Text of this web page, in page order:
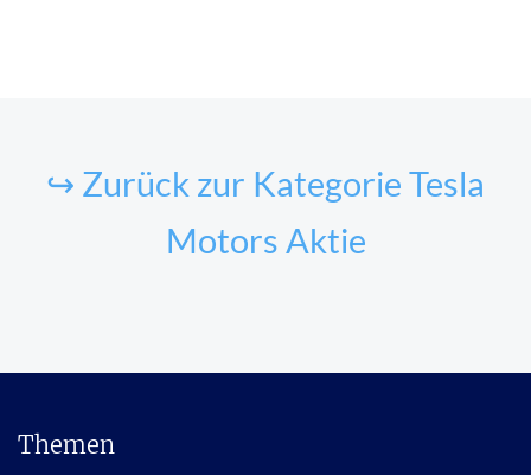
↪ Zurück zur Kategorie Tesla
Motors Aktie
Themen